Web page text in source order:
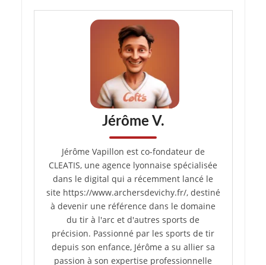
Jérôme V.
Jérôme Vapillon est co-fondateur de
CLEATIS, une agence lyonnaise spécialisée
dans le digital qui a récemment lancé le
site https://www.archersdevichy.fr/, destiné
à devenir une référence dans le domaine
du tir à l'arc et d'autres sports de
précision. Passionné par les sports de tir
depuis son enfance, Jérôme a su allier sa
passion à son expertise professionnelle